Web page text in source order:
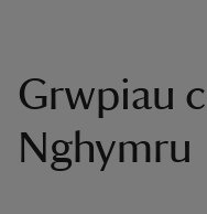
Grwpiau
Nghymru